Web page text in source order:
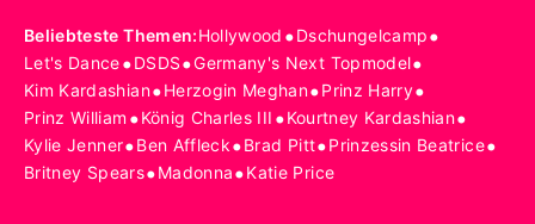
Beliebteste Themen:Hollywood •Dschungelcamp•
Let's Dance•DSDS•Germany's Next Topmodel•
Kim Kardashian•Herzogin Meghan•Prinz Harry•
Prinz William •König Charles III •Kourtney Kardashian•
Kylie Jenner•Ben Affleck•Brad Pitt•Prinzessin Beatrice•
Britney Spears•Madonna•Katie Price